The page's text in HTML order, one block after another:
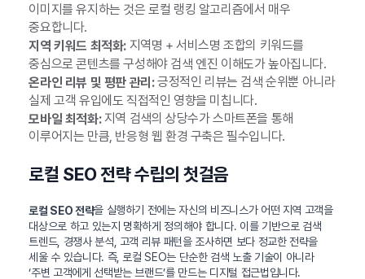
이미지를 유지하는 것은 로컬 랭킹 알고리즘에서 매우
중요합니다.
지역 키워드 최적화:지역명 + 서비스명 조합의 키워드를
중심으로 콘텐츠를 구성해야 검색 엔진 이해도가 높아집니다.
온라인 리뷰 및 평판 관리:긍정적인 리뷰는 검색 순위뿐 아니라
실제 고객 유입에도 직접적인 영향을 미칩니다.
모바일 최적화:지역 검색의 상당수가 스마트폰을 통해
이루어지는 만큼, 반응형 웹 환경 구축은 필수입니다.
로컬 SEO 전략 수립의 첫걸음
로컬 SEO 전략을 실행하기 전에는 자신의 비즈니스가 어떤 지역 고객을
대상으로 하고 있는지 명확하게 정의해야 합니다. 이를 기반으로 검색
트렌드, 경쟁사 분석, 고객 리뷰 패턴을 조사하면 보다 정교한 전략을
세울 수 있습니다. 즉, 로컬 SEO는 단순한 검색 노출 기술이 아니라
‘주변 고객에게 선택받는 브랜드’를 만드는 디지털 접근법입니다.